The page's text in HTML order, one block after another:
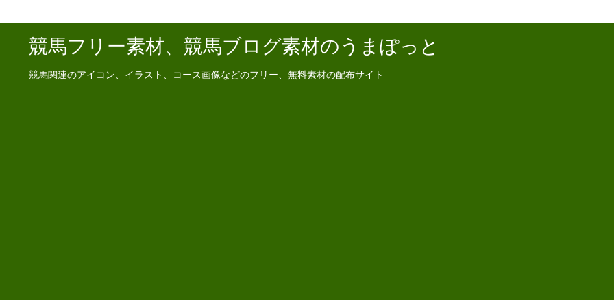
競馬フリー素材、競馬ブログ素材のうまぽっと
競馬関連のアイコン、イラスト、コース画像などのフリー、無料素材の配布サイト